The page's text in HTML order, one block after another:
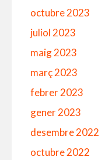
octubre 2023
juliol 2023
maig 2023
març 2023
febrer 2023
gener 2023
desembre 2022
octubre 2022